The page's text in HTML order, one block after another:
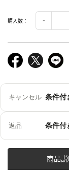
購入数：
キャンセル 条件付
返品 条件付
商品